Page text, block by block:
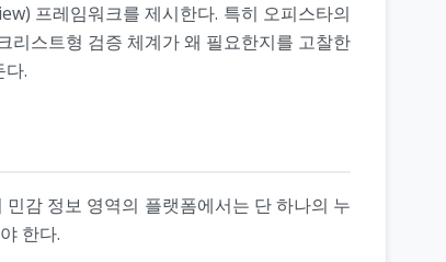
프레임워크를 제시한다. 특히 오피스타의
리스트형 검증 체계가 왜 필요한지를 고찰한
.
감 정보 영역의 플랫폼에서는 단 하나의 누
한다.